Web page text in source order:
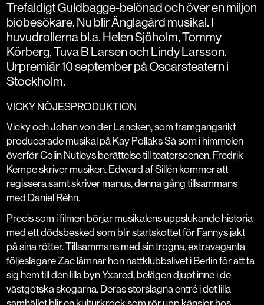
Trefaldigt Guldbagge-belönad och över en miljon
biobesökare. Nu blir Änglagård musikal. I
huvudrollerna bl.a. Helen Sjöholm, Tommy
Körberg, Tuva B Larsen och Lindy Larsson.
Urpremiär 10 september på Oscarsteatern i
Stockholm.
VICKY NÖJESPRODUKTION
Vicky och Johan von der Lancken, som framgångsrikt
producerade musikal på Kay PollaksSå som i himmelen
överför Colin Nutleys berättelse till teaterscenen. Fredrik
Kempe skriver musiken. Edward af Sillén kommer att
regissera samt skriver manus, denna gång tillsammans
med Daniel Réhn.
Precis som i filmen börjar musikalens uppslukande historia
med ett dödsbesked som blir startskottet för Fannys jakt
på sina rötter. Tillsammans med sin trogna, extravaganta
följeslagare Zac lämnar hon nattklubbslivet i Berlin för att ta
sig hem till den lilla byn Yxared, belägen djupt inne i de
västgötska skogarna. Deras storslagna entré i det lilla